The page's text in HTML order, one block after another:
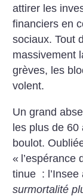
attirer les
financiers en
sociaux. Tout
massivement
grèves, les
volent.
Un grand
les plus de 60
boulot.
« l’espérance
tinue :
surmortalité